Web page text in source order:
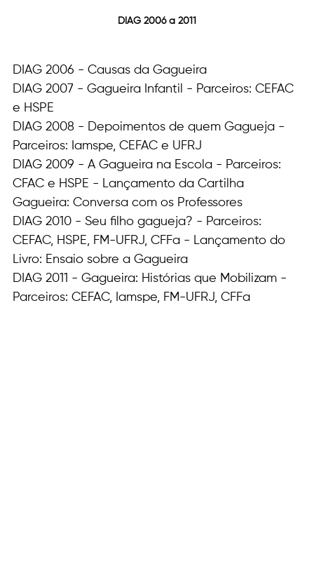
DIAG 2006 a 2011
DIAG 2006 - Causas da Gagueira
DIAG 2007 - Gagueira Infantil - Parceiros: CEFAC
e HSPE
DIAG 2008 - Depoimentos de quem Gagueja -
Parceiros: Iamspe, CEFAC e UFRJ
DIAG 2009 - A Gagueira na Escola - Parceiros:
CFAC e HSPE - Lançamento da Cartilha
Gagueira: Conversa com os Professores
DIAG 2010 - Seu filho gagueja? - Parceiros:
CEFAC, HSPE, FM-UFRJ, CFFa - Lançamento do
Livro: Ensaio sobre a Gagueira
DIAG 2011 - Gagueira: Histórias que Mobilizam -
Parceiros: CEFAC, Iamspe, FM-UFRJ, CFFa